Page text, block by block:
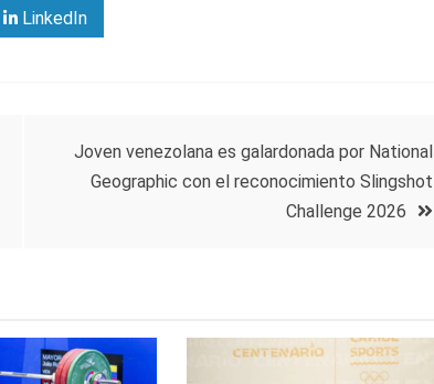
LinkedIn
Joven venezolana es galardonada por National
Geographic con el reconocimiento Slingshot
Challenge 2026